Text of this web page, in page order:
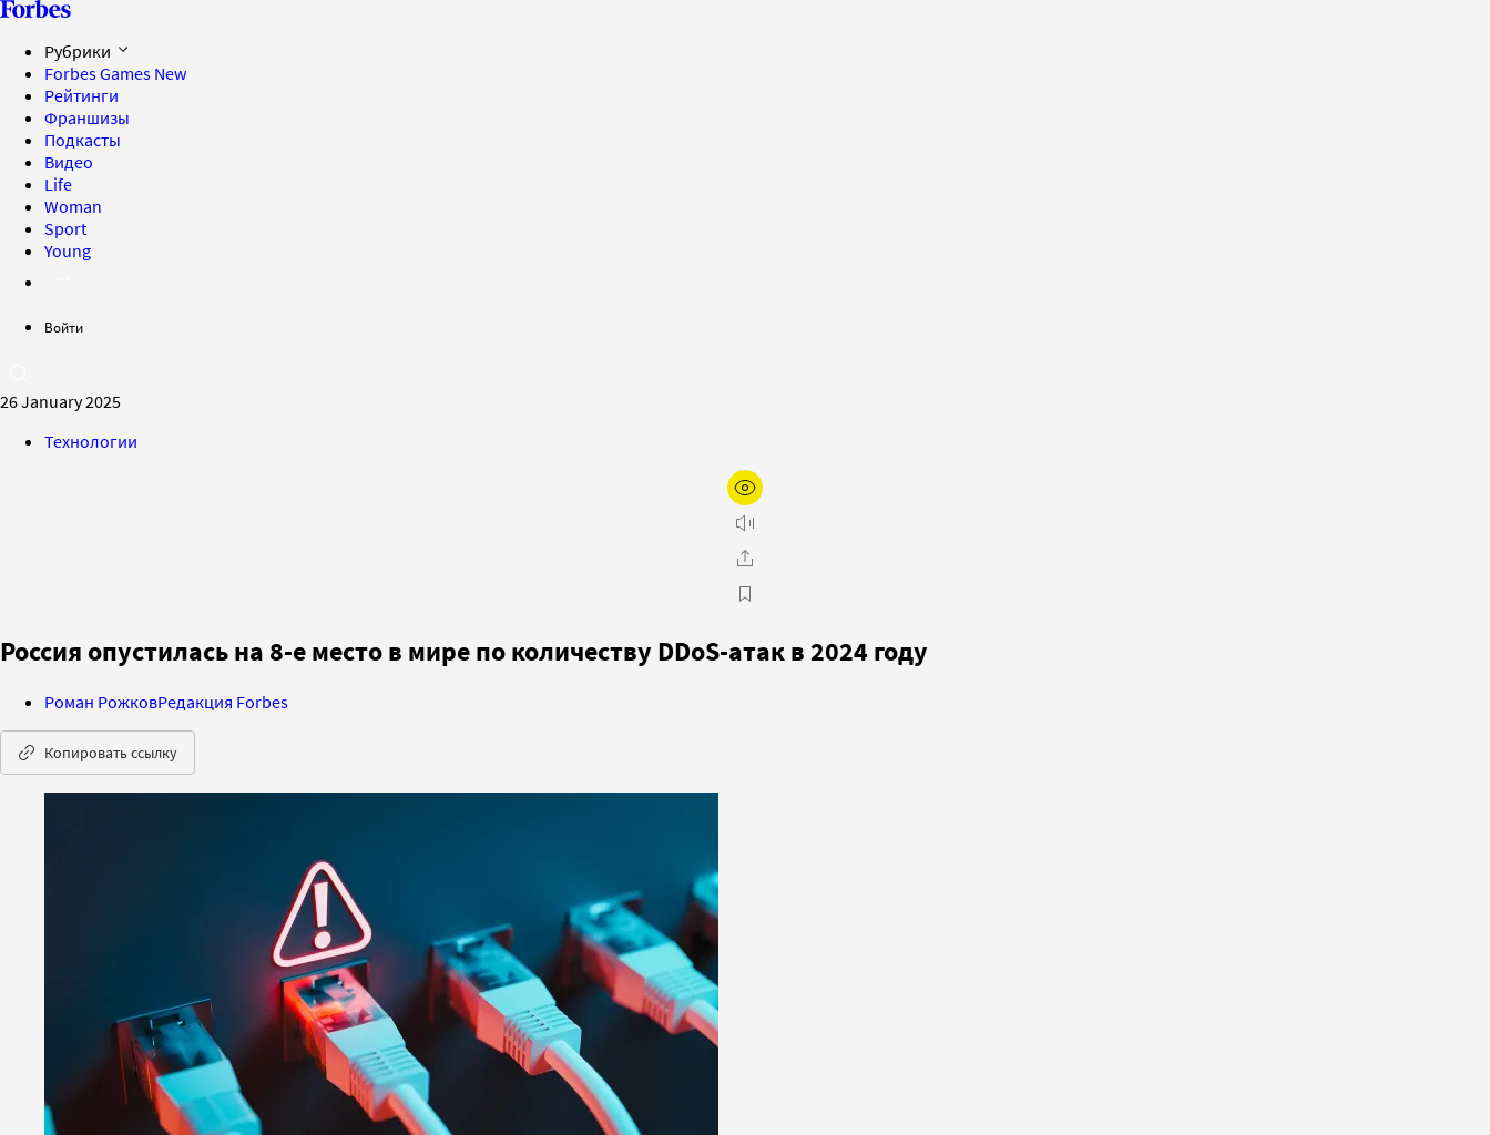
Рубрики
Forbes Games New
Рейтинги
Франшизы
Подкасты
Видео
Life
Woman
Sport
Young
Войти
26 January 2025
Технологии
Россия опустилась на 8-е место в мире по количеству DDoS-атак в 2024 году
Роман РожковРедакция Forbes
Копировать ссылку